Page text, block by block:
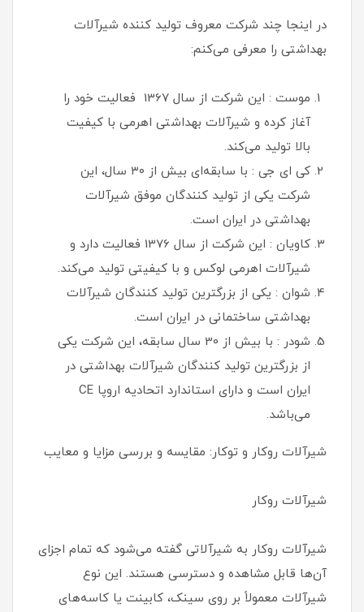
در اینجا چند شرکت معروف تولید کننده شیرآلات
بهداشتی را معرفی می‌کنم:
موست : این شرکت از سال 1367 فعالیت خود را
آغاز کرده و شیرآلات بهداشتی اهرمی با کیفیت
بالا تولید می‌کند.
کی ای جی : با سابقه‌ای بیش از ۳۰ سال، این
شرکت یکی از تولید کنندگان موفق شیرآلات
بهداشتی در ایران است.
کاویان : این شرکت از سال 1376 فعالیت دارد و
شیرآلات اهرمی لوکس و با کیفیتی تولید می‌کند.
شوان : یکی از بزرگترین تولید کنندگان شیرآلات
بهداشتی ساختمانی در ایران است.
شودر : با بیش از 30 سال سابقه، این شرکت یکی
از بزرگترین تولید کنندگان شیرآلات بهداشتی در
ایران است و دارای استاندارد اتحادیه اروپا CE
می‌باشد.
شیرآلات روکار و توکار: مقایسه و بررسی مزایا و معایب
شیرآلات روکار
شیرآلات روکار به شیرآلاتی گفته می‌شود که تمام اجزای
آن‌ها قابل مشاهده و دسترسی هستند. این نوع
شیرآلات معمولاً بر روی سینک، کابینت یا کاسه‌های